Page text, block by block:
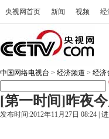
央视网首页 新闻 视频 经
中国网络电视台 > 经济频道 > 经济
[第一时间]昨夜
发布时间:2012年11月27日 08:24 |